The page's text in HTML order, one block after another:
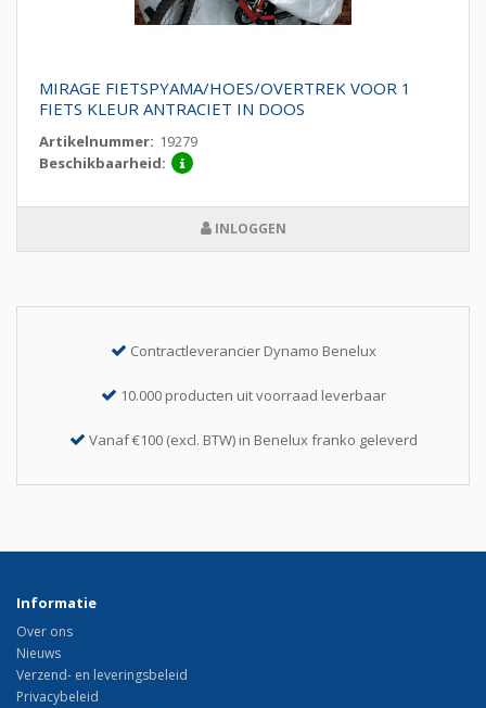
MIRAGE FIETSPYAMA/HOES/OVERTREK VOOR 1
FIETS KLEUR ANTRACIET IN DOOS
Artikelnummer: 19279
Beschikbaarheid:
INLOGGEN
Contractleverancier Dynamo Benelux
10.000 producten uit voorraad leverbaar
Vanaf €100 (excl. BTW) in Benelux franko geleverd
Informatie
Over ons
Nieuws
Verzend- en leveringsbeleid
Privacybeleid